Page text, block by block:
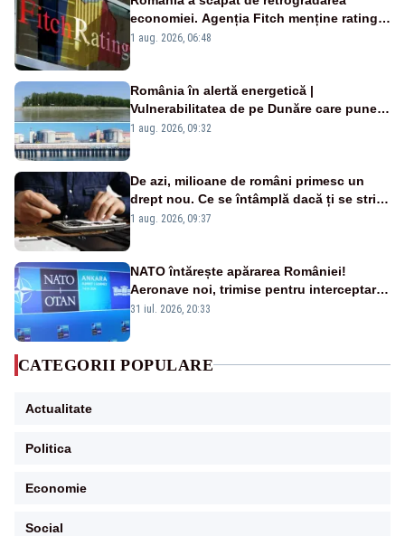
economiei. Agenția Fitch menține ratingul
„BBB-” cu perspectivă negativă
1 aug. 2026, 06:48
România în alertă energetică |
Vulnerabilitatea de pe Dunăre care pune
în pericol Centrala Cernavodă era
1 aug. 2026, 09:32
De azi, milioane de români primesc un
drept nou. Ce se întâmplă dacă ți se strică
un produs
1 aug. 2026, 09:37
NATO întărește apărarea României!
Aeronave noi, trimise pentru interceptarea
și distrugerea dronelor
31 iul. 2026, 20:33
CATEGORII POPULARE
Actualitate
Politica
Economie
Social